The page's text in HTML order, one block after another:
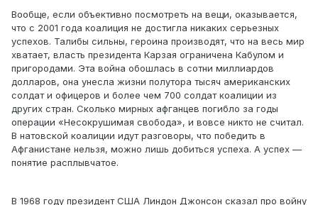
Вообще, если объективно посмотреть на вещи, оказывается,
что с 2001 года коалиция не достигла никаких серьезных
успехов. Талибы сильны, героина производят, что на весь мир
хватает, власть президента Карзая ограничена Кабулом и
пригородами. Эта война обошлась в сотни миллиардов
долларов, она унесла жизни полутора тысяч американских
солдат и офицеров и более чем 700 солдат коалиции из
других стран. Сколько мирных афганцев погибло за годы
операции «Несокрушимая свобода», и вовсе никто не считал.
В натовской коалиции идут разговоры, что победить в
Афганистане нельзя, можно лишь добиться успеха. А успех —
понятие расплывчатое.
В 1968 году президент США Линдон Джонсон сказал про войну